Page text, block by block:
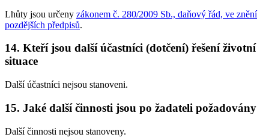
Lhůty jsou určeny zákonem č. 280/2009 Sb., daňový řád, ve znění
pozdějších předpisů.
14. Kteří jsou další účastníci (dotčení) řešení životní
situace
Další účastníci nejsou stanoveni.
15. Jaké další činnosti jsou po žadateli požadovány
Další činnosti nejsou stanoveny.